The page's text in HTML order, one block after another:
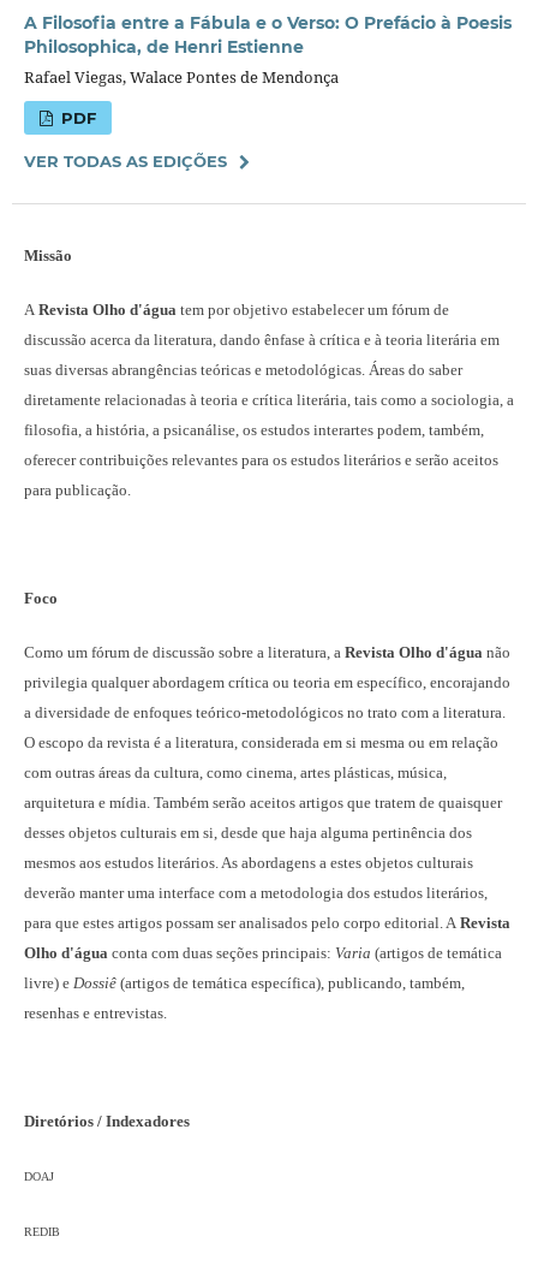
A Filosofia entre a Fábula e o Verso: O Prefácio à Poesis
Philosophica, de Henri Estienne
Rafael Viegas, Walace Pontes de Mendonça
PDF
VER TODAS AS EDIÇÕES
Missão
A Revista Olho d'águatem por objetivo estabelecer um fórum de
discussão acerca da literatura, dando ênfase à crítica e à teoria literária em
suas diversas abrangências teóricas e metodológicas. Áreas do saber
diretamente relacionadas à teoria e crítica literária, tais como a sociologia, a
filosofia, a história, a psicanálise, os estudos interartes podem, também,
oferecer contribuições relevantes para os estudos literários e serão aceitos
para publicação.
Foco
Como um fórum de discussão sobre a literatura, a Revista Olho d'águanão
privilegia qualquer abordagem crítica ou teoria em específico, encorajando
a diversidade de enfoques teórico-metodológicos no trato com a literatura.
O escopo da revista é a literatura, considerada em si mesma ou em relação
com outras áreas da cultura, como cinema, artes plásticas, música,
arquitetura e mídia. Também serão aceitos artigos que tratem de quaisquer
desses objetos culturais em si, desde que haja alguma pertinência dos
mesmos aos estudos literários. As abordagens a estes objetos culturais
deverão manter uma interface com a metodologia dos estudos literários,
para que estes artigos possam ser analisados pelo corpo editorial. A Revista
Olho d'águaconta com duas seções principais: Varia (artigos de temática
livre) e Dossiê(artigos de temática específica), publicando, também,
resenhas e entrevistas.
Diretórios / Indexadores
DOAJ
REDIB